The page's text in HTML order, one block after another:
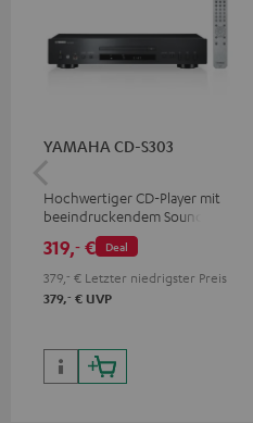
YAMAHA CD-S303
Hochwertiger CD-Player mit
beeindruckendem Sound und
wertiger Verarbeitung
Deal
319,‐ €
379, ‐ € Letzter niedrigster Preis
379,‐ € UVP